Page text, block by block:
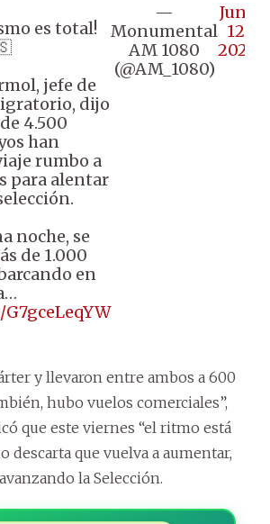
es total!
jefe de
dijo
4.500
han
rumbo a
para alentar
noche, se
de 1.000
en
—
Monumental
AM 1080
(@AM_1080)
June
12,
2026
y llevaron entre ambos a 600
hubo vuelos comerciales”,
que este viernes “el ritmo está
descarta que vuelva a aumentar,
la Selección.